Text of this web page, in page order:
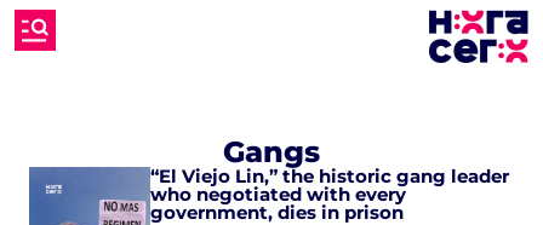
Gangs
“El Viejo Lin,” the historic gang leader
who negotiated with every
government, dies in prison